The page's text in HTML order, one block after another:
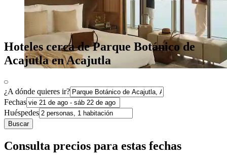
Hoteles cerca de Parque Botánico de
Acajutla en Acajutla
¿A dónde quieres ir?
Fechas
Huéspedes
Buscar
Consulta precios para estas fechas